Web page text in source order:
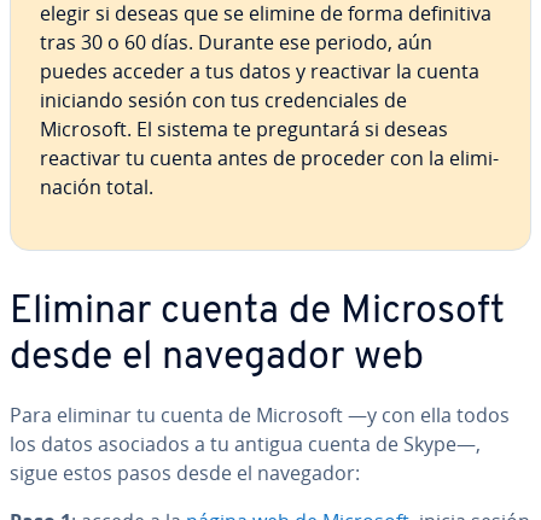
elegir si deseas que se elimine de forma de­fi­ni­ti­va
tras 30 o 60 días. Durante ese periodo, aún
puedes acceder a tus datos y reactivar la cuenta
iniciando sesión con tus cre­de­n­cia­les de
Microsoft. El sistema te pre­gu­n­ta­rá si deseas
reactivar tu cuenta antes de proceder con la eli­mi­
na­ción total.
Eliminar cuenta de Microsoft
desde el navegador web
Para eliminar tu cuenta de Microsoft —y con ella todos
los datos asociados a tu antigua cuenta de Skype—,
sigue estos pasos desde el navegador: